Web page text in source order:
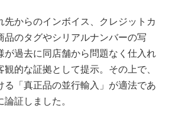
先からのインボイス、クレジットカ
品のタグやシリアルナンバーの写
が過去に同店舗から問題なく仕入れ
的な証拠として提示。その上で、
る「真正品の並行輸入」が適法であ
証しました。